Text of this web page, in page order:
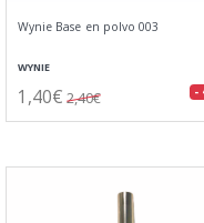
Wynie Base en polvo 003
WYNIE
1,40€ 2,40€ -